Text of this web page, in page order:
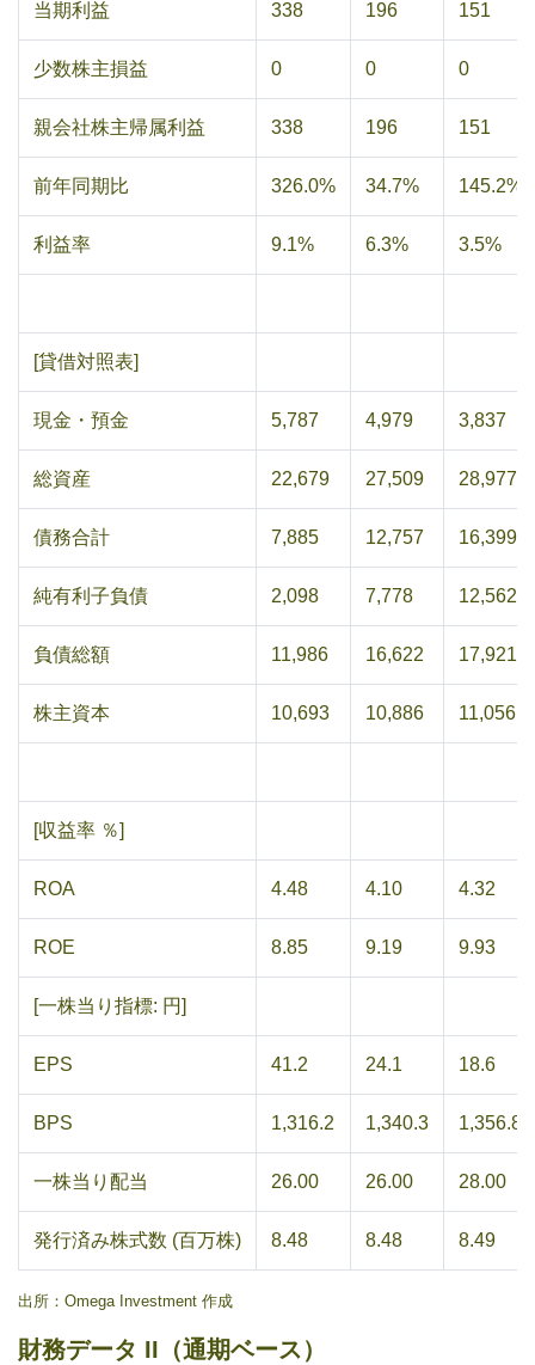
当期利益 338 196 151
少数株主損益 0 0 0
親会社株主帰属利益 338 196 151
前年同期比 326.0% 34.7% 145.2%
利益率 9.1% 6.3% 3.5%
[貸借対照表]
現金・預金 5,787 4,979 3,837
総資産 22,679 27,509 28,977
債務合計 7,885 12,757 16,399
純有利子負債 2,098 7,778 12,562
負債総額 11,986 16,622 17,921
株主資本 10,693 10,886 11,056
[収益率 ％]
ROA 4.48 4.10 4.32
ROE 8.85 9.19 9.93
[一株当り指標: 円]
EPS 41.2 24.1 18.6
BPS 1,316.2 1,340.3 1,356.8
一株当り配当 26.00 26.00 28.00
発行済み株式数 (百万株) 8.48 8.48 8.49
出所：Omega Investment 作成
財務データ II（通期ベース）